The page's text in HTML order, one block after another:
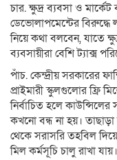
চার. ক্ষুদ্র ব্যবসা ও
ডেভোলাপমেন্টের বিরুদ্ধে
নিয়ে কথা বলবেন, যাতে
ব্যবসায়ীরা বেশি ট্যাক্স
পাঁচ. কেন্দ্রীয় সরকারের
প্রাইমারী স্কুলগুলোর ফ্রি
নির্বাচিত হলে
কখনো বন্ধ না হয়।
থেকে সরাসরি তহবিল
মিল কর্মসূচি চালু রাখা যায়।